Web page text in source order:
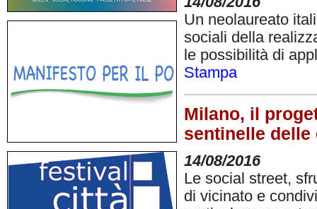
Un neolaureato
sociali della
le possibilità di
Stampa
Milano, il
sentinelle delle
14/08/2016
Le social street,
di vicinato e